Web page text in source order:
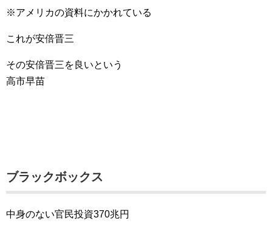
※アメリカの資料にかかれている
これが安倍晋三
その安倍晋三を良いという
高市早苗
ブラックボックス
中身のない官民投資370兆円